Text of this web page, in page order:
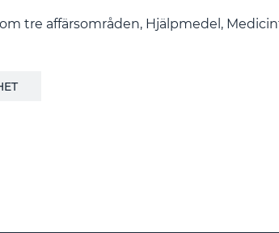
tre affärsområden, Hjälpmedel,